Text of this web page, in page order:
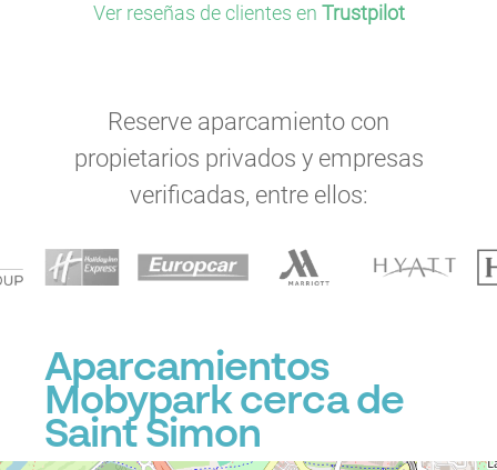
Ver reseñas de clientes en Trustpilot
Reserve aparcamiento con
propietarios privados y empresas
verificadas, entre ellos:
Aparcamientos
Mobypark cerca de
Saint Simon